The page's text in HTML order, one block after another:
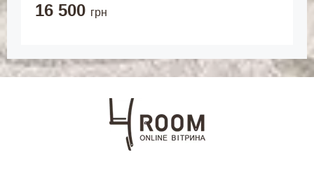
16 500 грн